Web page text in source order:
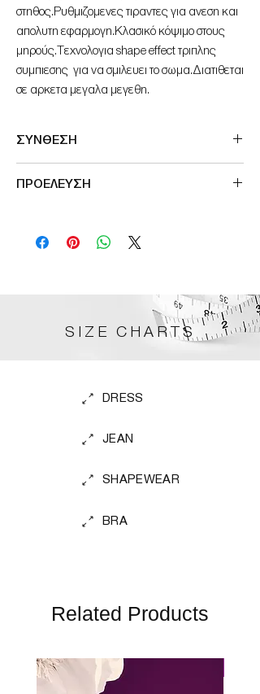
στηθος.Ρυθμιζομενες τιραντες για ανεση και
απολυτη εφαρμογη.Κλασικό κόψιμο στους
μηρούς.Tεχνολογια shape effect τριπλης
συμπιεσης για να σμιλευει το σωμα.Διατιθεται
σε αρκετα μεγαλα μεγεθη.
ΣΥΝΘΕΣΗ
ΠΡΟΕΛΕΥΣΗ
SIZE CHARTS
DRESS
JEAN
SHAPEWEAR
BRA
Related Products